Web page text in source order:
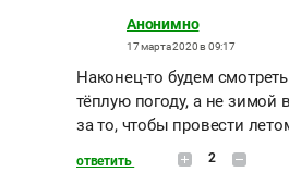
Анонимно
17 марта 2020 в 09:17
Наконец-то будем
тёплую погоду, а не зимой
за то, чтобы провести
ответить 2